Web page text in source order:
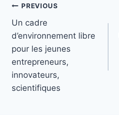
Post
navigation
PREVIOUS
Un cadre
d’environnement libre
pour les jeunes
entrepreneurs,
innovateurs,
scientifiques